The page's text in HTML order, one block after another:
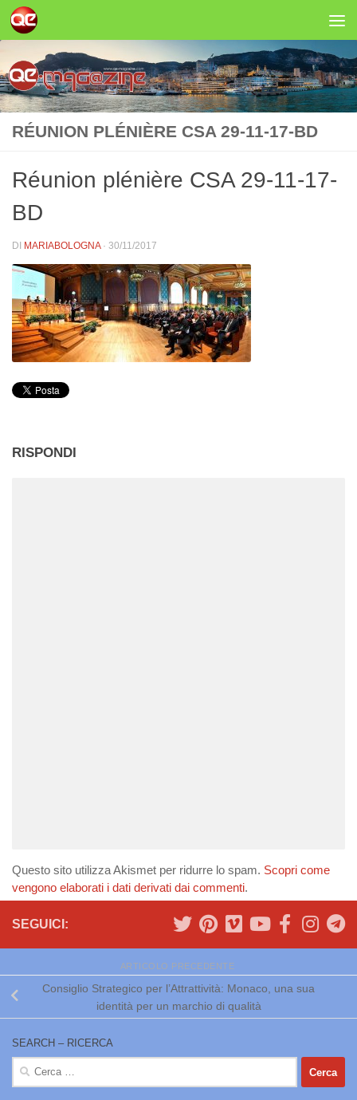
Salta al contenuto
RÉUNION PLÉNIÈRE CSA 29-11-17-BD
Réunion plénière CSA 29-11-17-
BD
DI MARIABOLOGNA · 30/11/2017
RISPONDI
Questo sito utilizza Akismet per ridurre lo spam. Scopri come
vengono elaborati i dati derivati dai commenti.
SEGUICI:
ARTICOLO PRECEDENTE
Consiglio Strategico per l’Attrattività: Monaco, una sua
identità per un marchio di qualità
SEARCH – RICERCA
Ricerca
per: